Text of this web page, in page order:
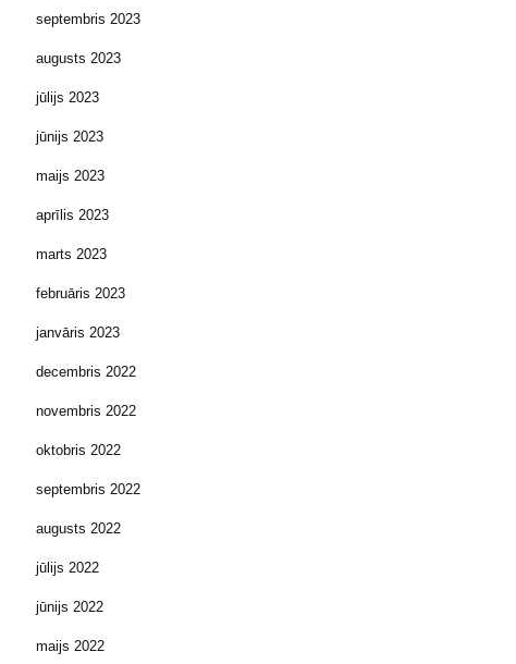
septembris 2023
augusts 2023
jūlijs 2023
jūnijs 2023
maijs 2023
aprīlis 2023
marts 2023
februāris 2023
janvāris 2023
decembris 2022
novembris 2022
oktobris 2022
septembris 2022
augusts 2022
jūlijs 2022
jūnijs 2022
maijs 2022